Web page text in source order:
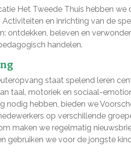
Het Tweede Thuis hebben
Activiteiten en inrichting van de
ontdekken, beleven en
handelen.
staat spelend leren
taal, motoriek en sociaal-
nodig hebben, bieden we
op verschillende
maken we regelmatig
gebruiken we voor de jongste